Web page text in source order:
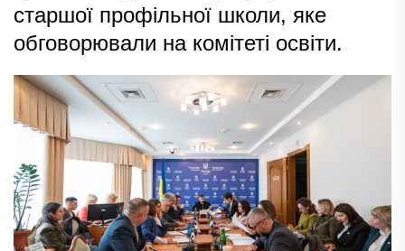
старшої профільної школи, яке
обговорювали на комітеті освіти.